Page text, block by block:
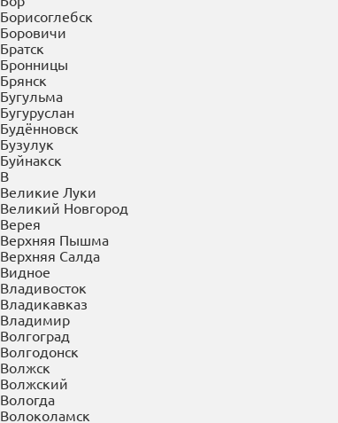
Верхняя Салда
Видное
Владивосток
Владикавказ
Владимир
Волгоград
Волгодонск
Волжск
Волжский
Вологда
Волоколамск
Вольск
Воркута
Воронеж
Воскресенск
Воткинск
Выборг
Выкса
Высоковск
Вышний Волочек
Вязьма
Г
Гатчина
Геленджик
Георгиевск
Глазов